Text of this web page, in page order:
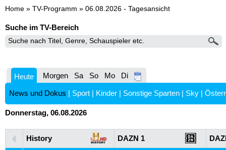
Home » TV-Programm » 06.08.2026 - Tagesansicht
Suche im TV-Bereich
Heute Morgen Sa So Mo Di
News und Dokus | Sport | Kinder | Sonstige Sparten | Sky |
Donnerstag, 06.08.2026
History DAZN 1